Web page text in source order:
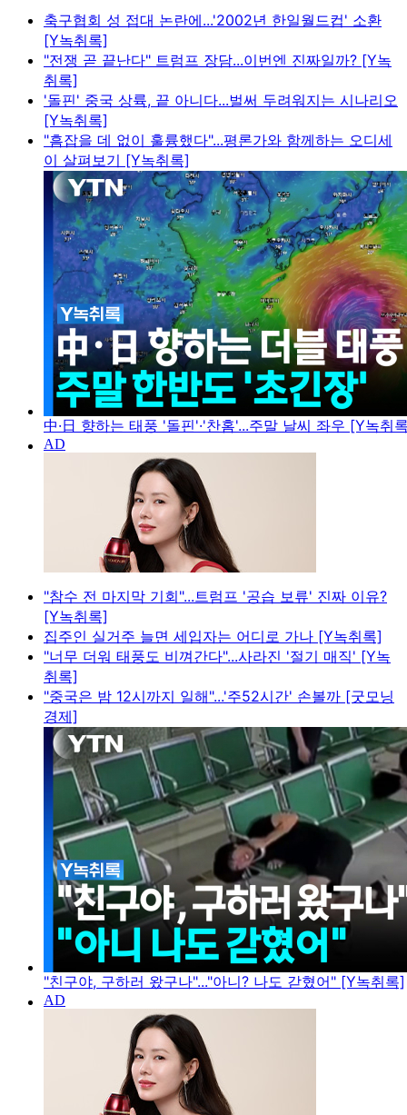
축구협회 성 접대 논란에...'2002년 한일월드컵' 소환
[Y녹취록]
"전쟁 곧 끝난다" 트럼프 장담...이번엔 진짜일까? [Y녹
취록]
'돌핀' 중국 상륙, 끝 아니다...벌써 두려워지는 시나리오
[Y녹취록]
"흠잡을 데 없이 훌륭했다"...평론가와 함께하는 오디세
이 살펴보기 [Y녹취록]
中·日 향하는 태풍 '돌핀'·'찬홈'...주말 날씨 좌우 [Y녹취
"참수 전 마지막 기회"...트럼프 '공습 보류' 진짜 이유?
[Y녹취록]
집주인 실거주 늘면 세입자는 어디로 가나 [Y녹취록]
"너무 더워 태풍도 비껴간다"...사라진 '절기 매직' [Y녹
취록]
"중국은 밤 12시까지 일해"...'주52시간' 손볼까 [굿모닝
경제]
"친구야, 구하러 왔구나"..."아니? 나도 갇혔어" [Y녹취록]